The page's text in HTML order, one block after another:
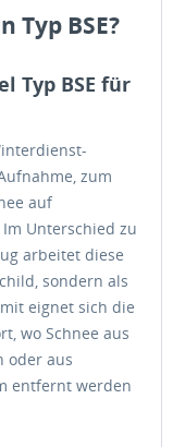
Typ BSE?
Typ BSE für
zum
auf
Unterschied zu
arbeitet diese
sondern als
eignet sich die
wo Schnee aus
oder aus
entfernt werden